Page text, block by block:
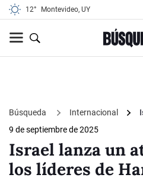
12° Montevideo, UY
Búsqueda Internacional
9 de septiembre de 2025
Israel lanza un
los líderes de